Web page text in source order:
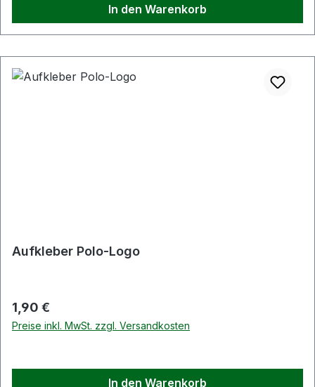
In den Warenkorb
Aufkleber Polo-Logo
Regulärer Preis:
1,90 €
Preise inkl. MwSt. zzgl. Versandkosten
In den Warenkorb